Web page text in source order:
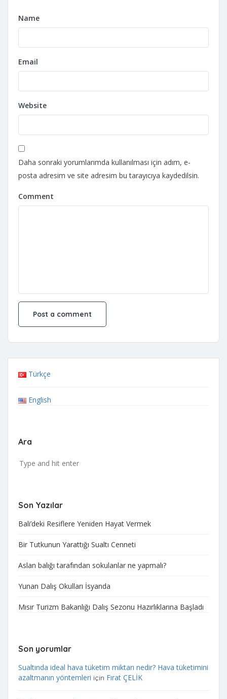
Name
Email
Website
Daha sonraki yorumlarımda kullanılması için adım, e-
posta adresim ve site adresim bu tarayıcıya kaydedilsin.
Comment
Türkçe
English
Ara
Son Yazılar
Bali’deki Resiflere Yeniden Hayat Vermek​
Bir Tutkunun Yarattığı Sualtı Cenneti
Aslan balığı tarafından sokulanlar ne yapmalı?
Yunan Dalış Okulları İsyanda
Mısır Turizm Bakanlığı Dalış Sezonu Hazırlıklarına Başladı
Son yorumlar
Sualtında ideal hava tüketim miktarı nedir? Hava tüketimini
azaltmanın yöntemleri için Fırat ÇELİK